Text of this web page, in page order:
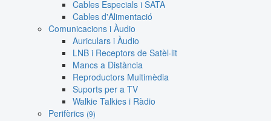
Cables Especials i SATA
Cables d'Alimentació
Comunicacions i Àudio
Auriculars i Àudio
LNB i Receptors de Satèl·lit
Mancs a Distància
Reproductors Multimèdia
Suports per a TV
Walkie Talkies i Ràdio
Perifèrics (9)